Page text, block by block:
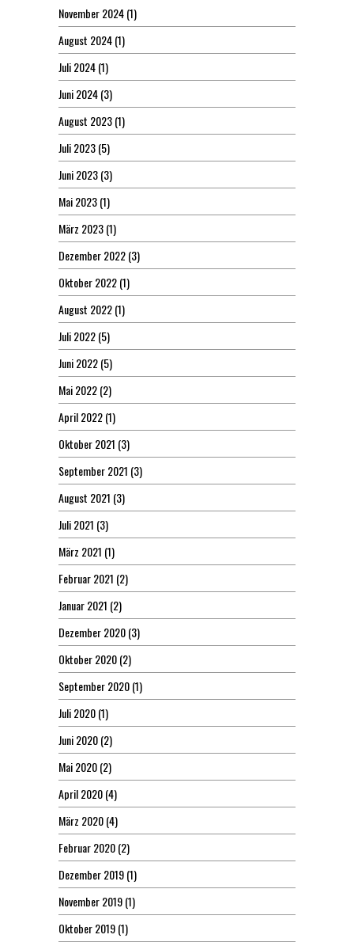
November 2024(1)
August 2024(1)
Juli 2024(1)
Juni 2024(3)
August 2023(1)
Juli 2023(5)
Juni 2023(3)
Mai 2023(1)
März 2023(1)
Dezember 2022(3)
Oktober 2022(1)
August 2022(1)
Juli 2022(5)
Juni 2022(5)
Mai 2022(2)
April 2022(1)
Oktober 2021 (3)
September 2021 (3)
August 2021 (3)
Juli 2021 (3)
März 2021 (1)
Februar 2021 (2)
Januar 2021 (2)
Dezember 2020(3)
Oktober 2020(2)
September 2020(1)
Juli 2020(1)
Juni 2020(2)
Mai 2020(2)
April 2020(4)
März 2020(4)
Februar 2020(2)
Dezember 2019(1)
November 2019(1)
Oktober 2019(1)